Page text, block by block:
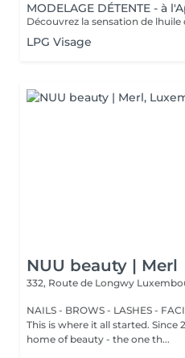
MODELAGE DÉTENTE - à
LPG Visage
NUU beauty | Merl
332, Route de Longwy
NAILS - BROWS - LASHES -
This is where it all started. Since
home of beauty - the one th...